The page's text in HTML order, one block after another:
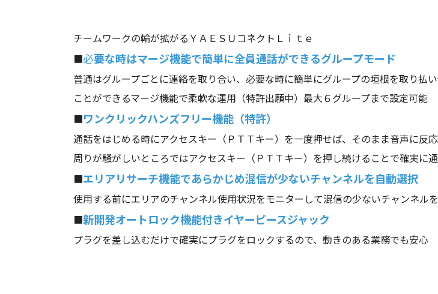
チームワークの輪が拡がるＹＡＥＳＵコネクトＬｉｔｅ
■必要な時はマージ機能で簡単に全員通話ができるグループモード
普通はグループごとに連絡を取り合い、必要な時に簡単にグループの垣根を取り払
ことができるマージ機能で柔軟な運用（特許出願中）最大６グループまで設定可能
■ワンクリックハンズフリー機能（特許）
通話をはじめる時にアクセスキー（ＰＴＴキー）を一度押せば、そのまま音声に反
周りが騒がしいところではアクセスキー（ＰＴＴキー）を押し続けることで確実に
■エリアリサーチ機能であらかじめ混信が少ないチャンネルを自動選択
使用する前にエリアのチャンネル使用状況をモニターして混信の少ないチャンネル
■新開発オートロック機能付きイヤーピースジャック
プラグを差し込むだけで確実にプラグをロックするので、動きのある業務でも安心